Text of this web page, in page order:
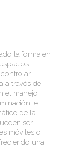
la forma en
controlar
a través de
el manejo
e
de la
ser
móviles o
una